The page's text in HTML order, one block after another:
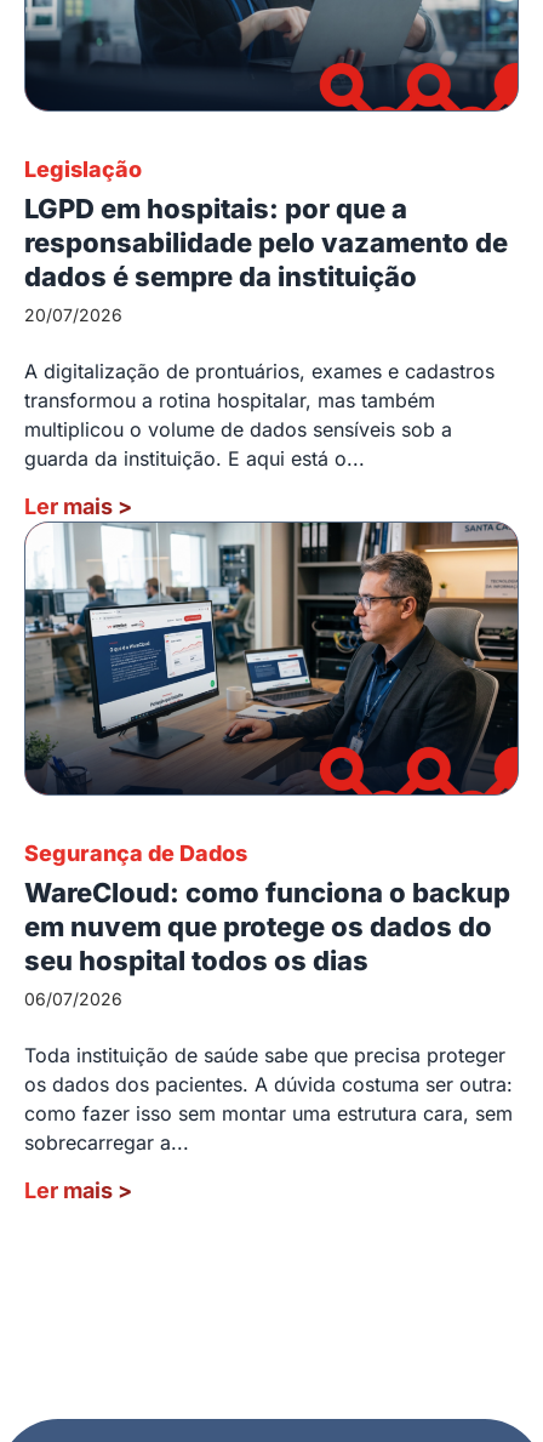
Legislação
LGPD em hospitais: por que a
responsabilidade pelo vazamento de
dados é sempre da instituição
20/07/2026
A digitalização de prontuários, exames e cadastros
transformou a rotina hospitalar, mas também
multiplicou o volume de dados sensíveis sob a
guarda da instituição. E aqui está o...
Ler mais >
Segurança de Dados
WareCloud: como funciona o backup
em nuvem que protege os dados do
seu hospital todos os dias
06/07/2026
Toda instituição de saúde sabe que precisa proteger
os dados dos pacientes. A dúvida costuma ser outra:
como fazer isso sem montar uma estrutura cara, sem
sobrecarregar a...
Ler mais >